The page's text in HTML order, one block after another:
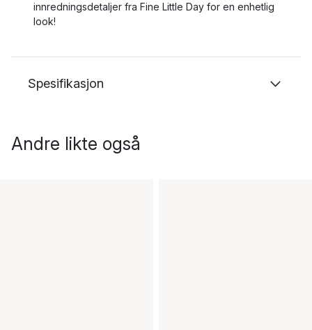
innredningsdetaljer fra Fine Little Day for en enhetlig
look!
Spesifikasjon
Andre likte også